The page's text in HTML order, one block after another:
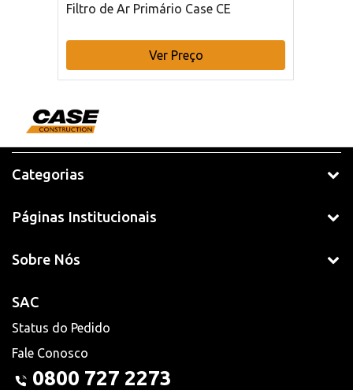
Filtro de Ar Primário Case CE
Ver Preço
Categorias
Páginas Institucionais
Sobre Nós
SAC
Status do Pedido
Fale Conosco
0800 727 2273